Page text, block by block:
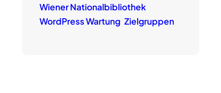
Wiener Nationalbibliothek
WordPress Wartung Zielgruppen